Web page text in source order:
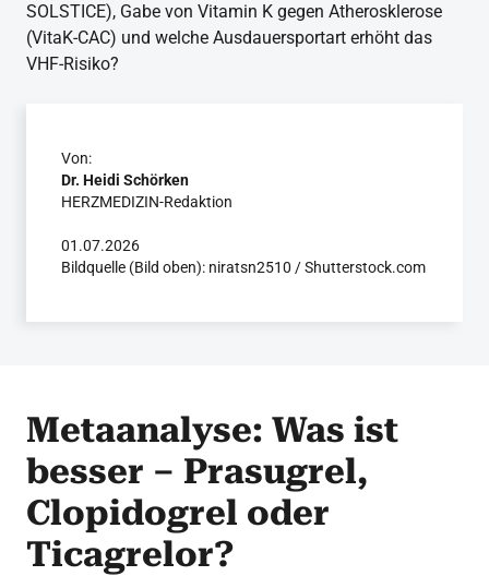
SOLSTICE), Gabe von Vitamin K gegen Atherosklerose
(VitaK-CAC) und welche Ausdauersportart erhöht das
VHF-Risiko?
Von:
Dr. Heidi Schörken
HERZMEDIZIN-Redaktion
01.07.2026
Bildquelle (Bild oben): niratsn2510 / Shutterstock.com
Metaanalyse: Was ist
besser – Prasugrel,
Clopidogrel oder
Ticagrelor?